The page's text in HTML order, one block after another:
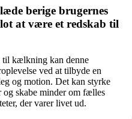
berige brugernes
at være et redskab til
til kælkning kan denne
ved at tilbyde en
og motion. Det kan styrke
og skabe minder om fælles
der varer livet ud.